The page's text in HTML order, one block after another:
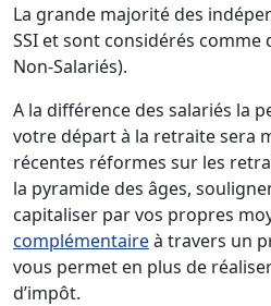
La grande majorité des
SSI et sont considérés comme
Non-Salariés).
A la différence des salariés la
votre départ à la retraite sera
récentes réformes sur les
la pyramide des âges,
capitaliser par vos propres
complémentaireà travers un
vous permet en plus de
d’impôt.